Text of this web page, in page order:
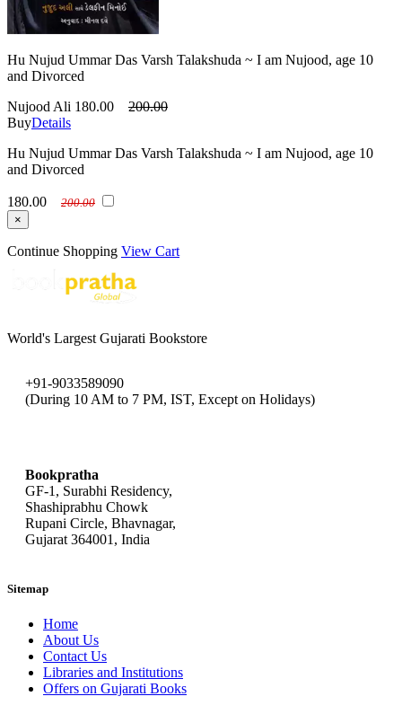
Hu Nujud Ummar Das Varsh Talakshuda ~ I am Nujood, age 10
and Divorced
Nujood Ali 180.00
200.00
BuyDetails
Hu Nujud Ummar Das Varsh Talakshuda ~ I am Nujood, age 10
and Divorced
180.00
200.00
×
Continue Shopping View Cart
World's Largest Gujarati Bookstore
+91-9033589090
(During 10 AM to 7 PM, IST, Except on Holidays)
Bookpratha
GF-1, Surabhi Residency,
Shashiprabhu Chowk
Rupani Circle, Bhavnagar,
Gujarat 364001, India
Sitemap
Home
About Us
Contact Us
Libraries and Institutions
Offers on Gujarati Books